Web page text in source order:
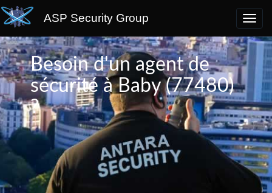
ASP Security Group
Besoin d'un agent de
sécurité à Baby (77480)
?